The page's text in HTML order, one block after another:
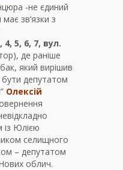
-не єдиний
зв’язки з
5, 6, 7, вул.
де раніше
який вирішив
депутатом
Олексій
із Юлією
селищного
– депутатом
облич.